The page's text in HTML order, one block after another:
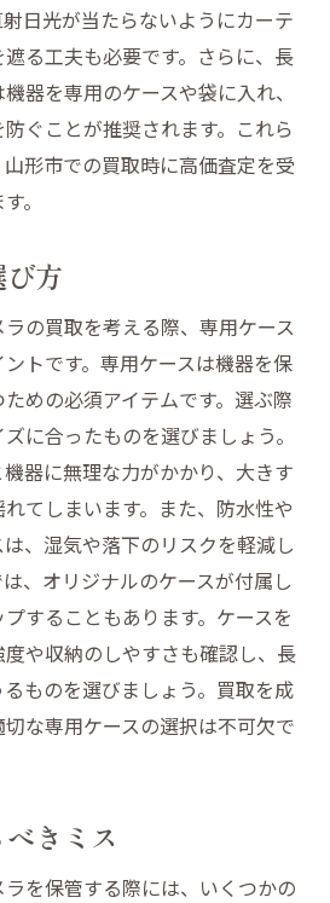
日光が当たらないようにカーテ
る工夫も必要です。さらに、長
器を専用のケースや袋に入れ、
ぐことが推奨されます。これら
形市での買取時に高価査定を受
。
方
の買取を考える際、専用ケース
トです。専用ケースは機器を保
めの必須アイテムです。選ぶ際
に合ったものを選びましょう。
器に無理な力がかかり、大きす
てしまいます。また、防水性や
、湿気や落下のリスクを軽減し
、オリジナルのケースが付属し
することもあります。ケースを
や収納のしやすさも確認し、長
ものを選びましょう。買取を成
な専用ケースの選択は不可欠で
きミス
を保管する際には、いくつかの